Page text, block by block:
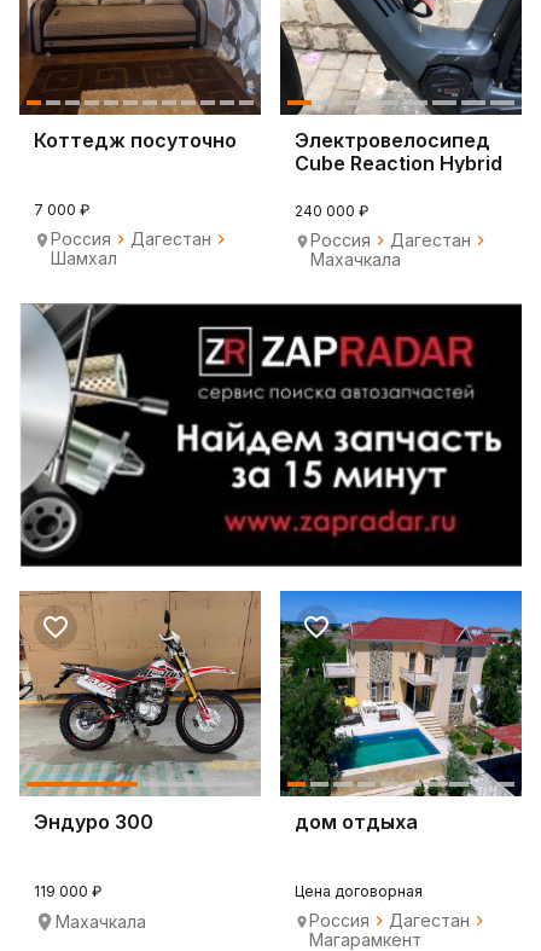
Коттедж посуточно
7 000 ₽
Россия
Дагестан
Шамхал
Электровелосипед
Cube Reaction Hybrid
240 000 ₽
Россия
Дагестан
Махачкала
Эндуро 300
119 000 ₽
Махачкала
дом отдыха
Цена договорная
Россия
Дагестан
Магарамкент